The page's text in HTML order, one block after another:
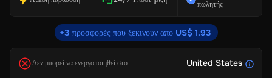
πωλητής
+3 προσφορές που ξεκινούν από US$ 1.93
Δεν μπορεί να ενεργοποιηθεί στο United States